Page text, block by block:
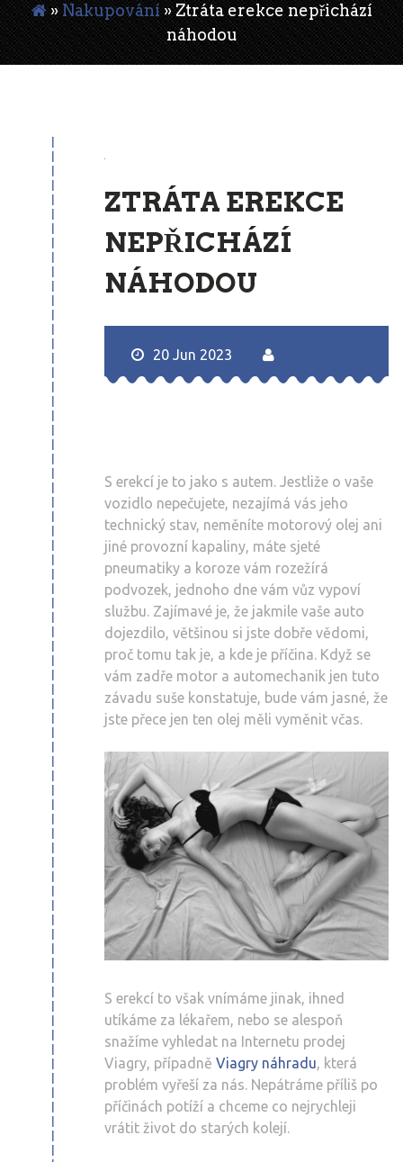
» Nakupování » Ztráta erekce nepřichází
náhodou
ZTRÁTA EREKCE
NEPŘICHÁZÍ
NÁHODOU
20 Jun 2023
S erekcí je to jako s autem. Jestliže o vaše
vozidlo nepečujete, nezajímá vás jeho
technický stav, neměníte motorový olej ani
jiné provozní kapaliny, máte sjeté
pneumatiky a koroze vám rozežírá
podvozek, jednoho dne vám vůz vypoví
službu. Zajímavé je, že jakmile vaše auto
dojezdilo, většinou si jste dobře vědomi,
proč tomu tak je, a kde je příčina. Když se
vám zadře motor a automechanik jen tuto
závadu suše konstatuje, bude vám jasné, že
jste přece jen ten olej měli vyměnit včas.
S erekcí to však vnímáme jinak, ihned
utíkáme za lékařem, nebo se alespoň
snažíme vyhledat na Internetu prodej
Viagry, případně Viagry náhradu, která
problém vyřeší za nás. Nepátráme příliš po
příčinách potíží a chceme co nejrychleji
vrátit život do starých kolejí.